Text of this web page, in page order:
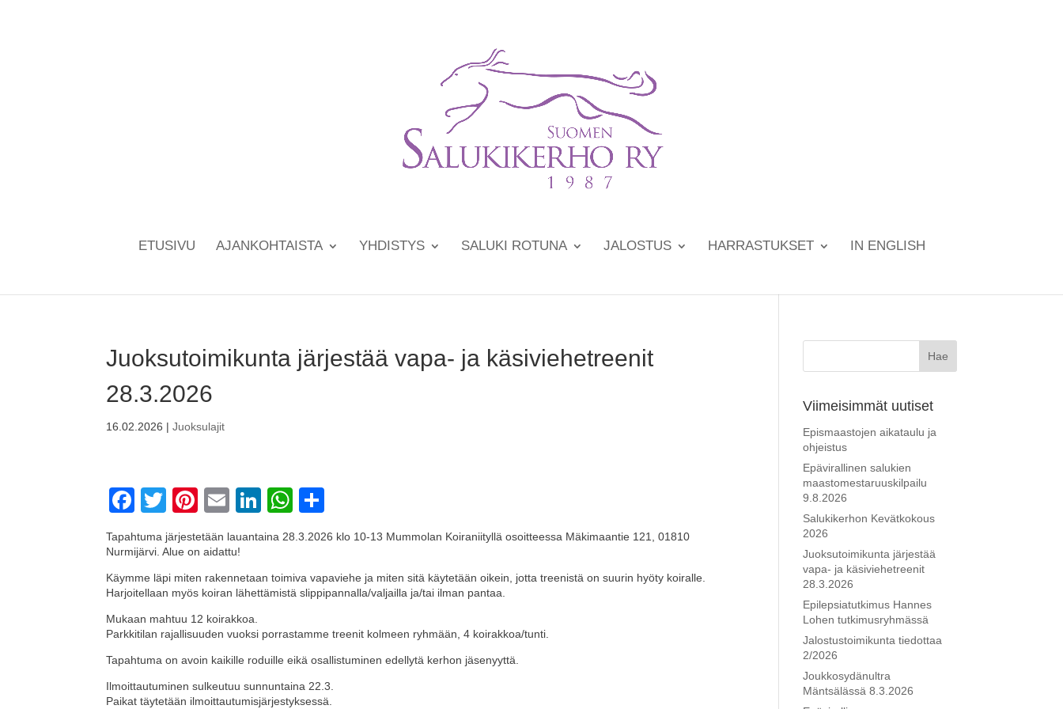
ETUSIVU AJANKOHTAISTA YHDISTYS SALUKI ROTUNA JALOSTUS HARRASTUKSET IN ENGLISH
Juoksutoimikunta järjestää vapa- ja käsiviehetreenit
28.3.2026
16.02.2026 |Juoksulajit
F
c
e
b
o
o
k
T
wi
tt
er
Pi
nt
er
e
st
E
ail
Li
n
e
dI
n
W
h
s
A
p
p
h
e
Tapahtuma järjestetään lauantaina 28.3.2026 klo 10-13 Mummolan Koiraniityllä osoitteessa Mäkimaantie 121, 01810
Nurmijärvi. Alue on aidattu!
Käymme läpi miten rakennetaan toimiva vapaviehe ja miten sitä käytetään oikein, jotta treenistä on suurin hyöty koiralle.
Harjoitellaan myös koiran lähettämistä slippipannalla/valjailla ja/tai ilman pantaa.
Mukaan mahtuu 12 koirakkoa.
Parkkitilan rajallisuuden vuoksi porrastamme treenit kolmeen ryhmään, 4 koirakkoa/tunti.
Tapahtuma on avoin kaikille roduille eikä osallistuminen edellytä kerhon jäsenyyttä.
Ilmoittautuminen sulkeutuu sunnuntaina 22.3.
Paikat täytetään ilmoittautumisjärjestyksessä.
Viimeisimmät uutiset
Epismaastojen aikataulu ja
ohjeistus
Epävirallinen salukien
maastomestaruuskilpailu
9.8.2026
Salukikerhon Kevätkokous
2026
Juoksutoimikunta järjestää
vapa- ja käsiviehetreenit
28.3.2026
Epilepsiatutkimus Hannes
Lohen tutkimusryhmässä
Jalostustoimikunta tiedottaa
2/2026
Joukkosydänultra
Mäntsälässä 8.3.2026